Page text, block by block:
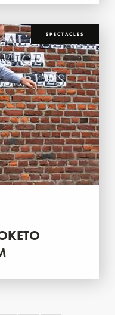
SPECTACLES